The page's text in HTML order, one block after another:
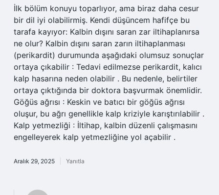
İlk bölüm konuyu toparlıyor, ama biraz daha cesur
bir dil iyi olabilirmiş. Kendi düşüncem hafifçe bu
tarafa kayıyor: Kalbin dışını saran zar iltihaplanırsa
ne olur? Kalbin dışını saran zarın iltihaplanması
(perikardit) durumunda aşağıdaki olumsuz sonuçlar
ortaya çıkabilir : Tedavi edilmezse perikardit, kalıcı
kalp hasarına neden olabilir . Bu nedenle, belirtiler
ortaya çıktığında bir doktora başvurmak önemlidir.
Göğüs ağrısı : Keskin ve batıcı bir göğüs ağrısı
oluşur, bu ağrı genellikle kalp kriziyle karıştırılabilir .
Kalp yetmezliği : İltihap, kalbin düzenli çalışmasını
engelleyerek kalp yetmezliğine yol açabilir .
Aralık 29, 2025 Yanıtla